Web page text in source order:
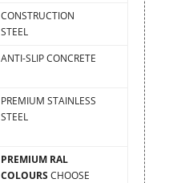
CONSTRUCTION
STEEL
ANTI-SLIP CONCRETE
PREMIUM STAINLESS
STEEL
PREMIUM RAL
COLOURS CHOOSE